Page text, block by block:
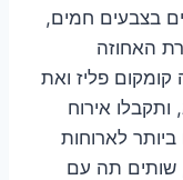
בצבעים חמים,
האחוזה
קומקום פליז ואת
אירוח
לארוחות
שותים תה עם